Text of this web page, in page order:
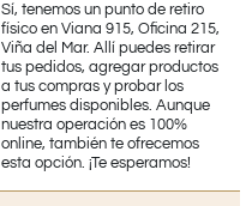
Sí, tenemos un punto de retiro
físico en Viana 915, Oficina 215,
Viña del Mar. Allí puedes retirar
tus pedidos, agregar productos
a tus compras y probar los
perfumes disponibles. Aunque
nuestra operación es 100%
online, también te ofrecemos
esta opción. ¡Te esperamos!